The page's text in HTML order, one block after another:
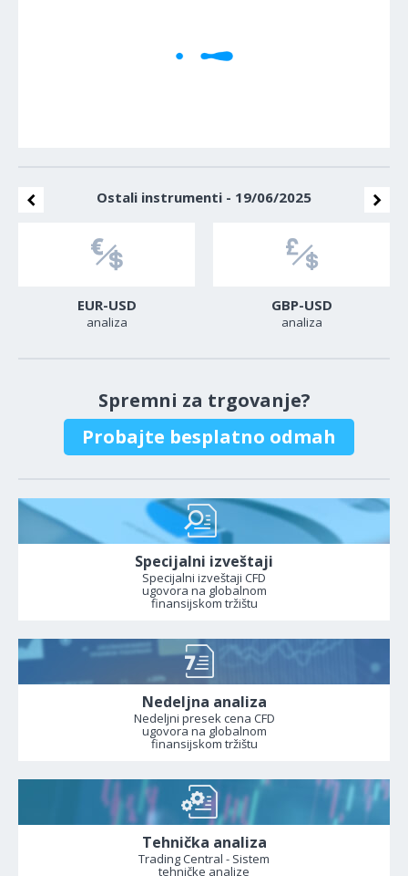
Ostali instrumenti - 19/06/2025
EUR-USD
analiza
GBP-USD
analiza
Spremni za trgovanje?
Probajte besplatno odmah
Specijalni izveštaji
Specijalni izveštaji CFD
ugovora na globalnom
finansijskom tržištu
Nedeljna analiza
Nedeljni presek cena CFD
ugovora na globalnom
finansijskom tržištu
Tehnička analiza
Trading Central - Sistem
tehničke analize